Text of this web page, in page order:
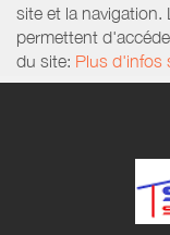
site et la
permettent
du site: Plus d'infos